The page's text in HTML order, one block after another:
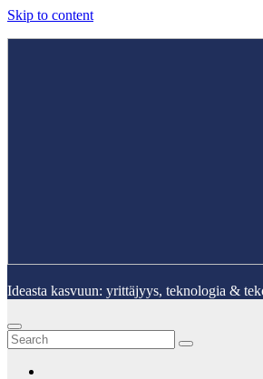
Skip to content
Ideasta kasvuun: yrittäjyys, teknologia &